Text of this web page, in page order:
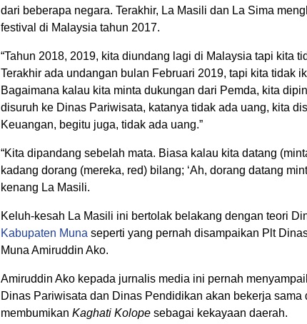
dari beberapa negara. Terakhir, La Masili dan La Sima
festival di Malaysia tahun 2017.
“Tahun 2018, 2019, kita diundang lagi di Malaysia tapi kita
Terakhir ada undangan bulan Februari 2019, tapi kita tidak
Bagaimana kalau kita minta dukungan dari Pemda, kita
disuruh ke Dinas Pariwisata, katanya tidak ada uang, kita
Keuangan, begitu juga, tidak ada uang.”
“Kita dipandang sebelah mata. Biasa kalau kita datang
kadang dorang (mereka, red) bilang; ‘Ah, dorang datang
kenang La Masili.
Keluh-kesah La Masili ini bertolak belakang dengan teori
Kabupaten Muna seperti yang pernah disampaikan Plt
Muna Amiruddin Ako.
Amiruddin Ako kepada jurnalis media ini pernah
Dinas Pariwisata dan Dinas Pendidikan akan bekerja sama
membumikan Kaghati Kolope sebagai kekayaan daerah.